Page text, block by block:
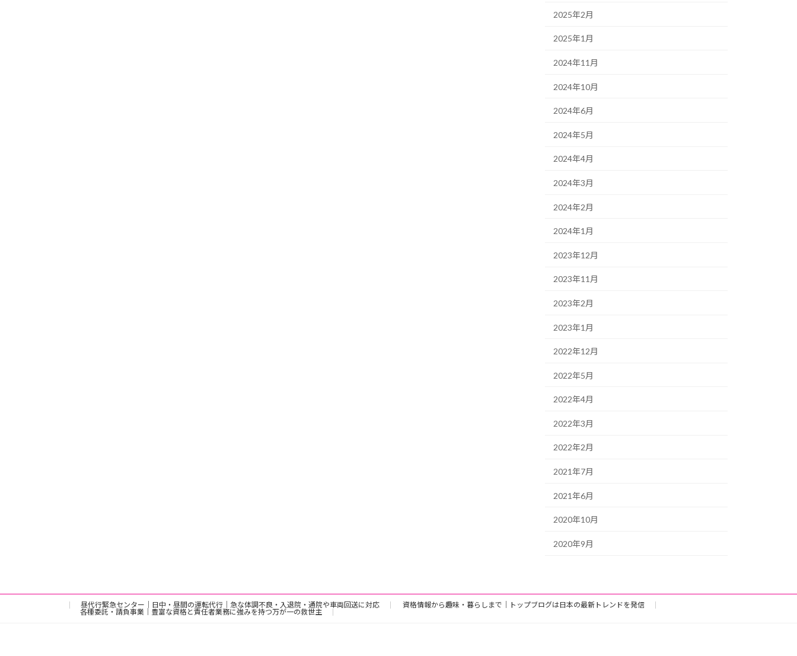
2025年2月
2025年1月
2024年11月
2024年10月
2024年6月
2024年5月
2024年4月
2024年3月
2024年2月
2024年1月
2023年12月
2023年11月
2023年2月
2023年1月
2022年12月
2022年5月
2022年4月
2022年3月
2022年2月
2021年7月
2021年6月
2020年10月
2020年9月
昼代行緊急センター｜日中・昼間の運転代行｜急な体調不良・入退院・通院や車両回送に対応
資格情報から趣味・暮らしまで｜トップブログは日本の最新トレンドを発信
各種委託・請負事業｜豊富な資格と責任者業務に強みを持つ万が一の救世主